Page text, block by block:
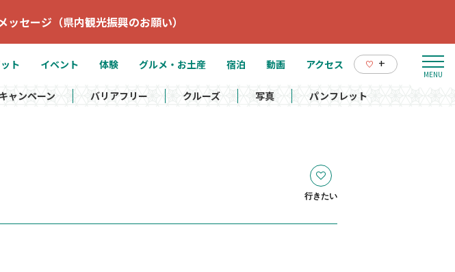
セージ（県内観光振興のお願い）
ト イベント 体験 グルメ・お土産 宿泊 動画 アクセス +
キャンペーン バリアフリー クルーズ 写真 パンフレット
行きたい